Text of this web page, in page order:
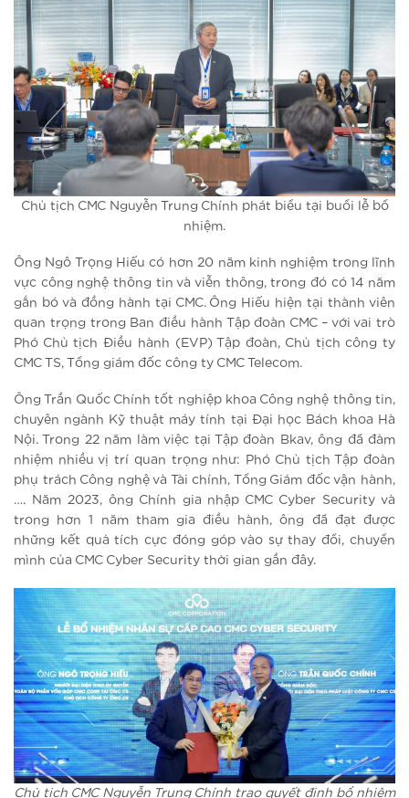
Chủ tịch CMC Nguyễn Trung Chính phát biểu tại buổi lễ bổ
nhiệm.
Ông Ngô Trọng Hiếu có hơn 20 năm kinh nghiệm trong lĩnh
vực công nghệ thông tin và viễn thông, trong đó có 14 năm
gắn bó và đồng hành tại CMC. Ông Hiếu hiện tại thành viên
quan trọng trong Ban điều hành Tập đoàn CMC – với vai trò
Phó Chủ tịch Điều hành (EVP) Tập đoàn, Chủ tịch công ty
CMC TS, Tổng giám đốc công ty CMC Telecom.
Ông Trần Quốc Chính tốt nghiệp khoa Công nghệ thông tin,
chuyên ngành Kỹ thuật máy tính tại Đại học Bách khoa Hà
Nội. Trong 22 năm làm việc tại Tập đoàn Bkav, ông đã đảm
nhiệm nhiều vị trí quan trọng như: Phó Chủ tịch Tập đoàn
phụ trách Công nghệ và Tài chính, Tổng Giám đốc vận hành,
…. Năm 2023, ông Chính gia nhập CMC Cyber Security và
trong hơn 1 năm tham gia điều hành, ông đã đạt được
những kết quả tích cực đóng góp vào sự thay đổi, chuyển
mình của CMC Cyber Security thời gian gần đây.
Chủ tịch CMC Nguyễn Trung Chính trao quyết định bổ nhiệm